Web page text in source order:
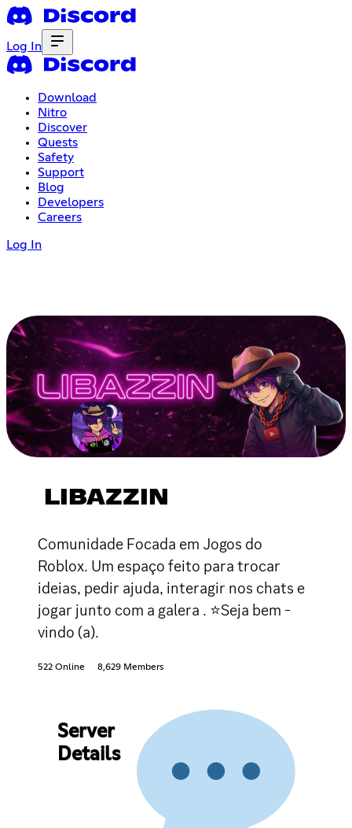
Log In
Download
Nitro
Discover
Quests
Safety
Support
Blog
Developers
Careers
Log In
LIBAZZIN
Comunidade Focada em Jogos do
Roblox. Um espaço feito para trocar
ideias, pedir ajuda, interagir nos chats e
jogar junto com a galera . ⭐Seja bem -
vindo (a).
522 Online 8,629 Members
Server
Details